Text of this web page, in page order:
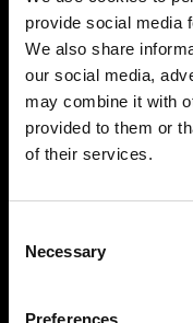
provide social media
We also share
our social media,
may combine it with
provided to them or
of their services.
Selection
Necessary
Preferences
Ci